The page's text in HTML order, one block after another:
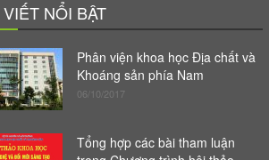
NỔI BẬT
Phân viện khoa học Địa chất và
Khoáng sản phía Nam
06/10/2017
Tổng hợp các bài tham luận